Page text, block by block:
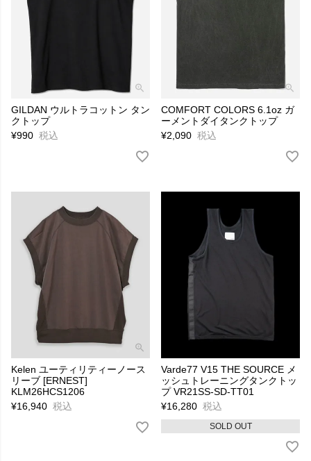
GILDAN ウルトラコットン タン
クトップ
¥990 税込
COMFORT COLORS 6.1oz ガ
ーメントダイタンクトップ
¥2,090 税込
Kelen ユーティリティーノース
リーブ [ERNEST]
KLM26HCS1206
¥16,940 税込
Varde77 V15 THE SOURCE メ
ッシュトレーニングタンクトッ
プ VR21SS-SD-TT01
¥16,280 税込
SOLD OUT